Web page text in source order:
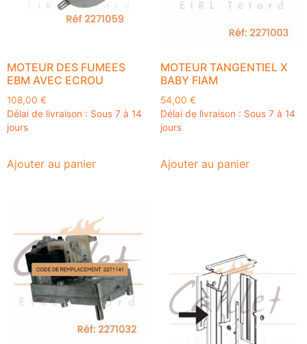
MOTEUR DES FUMEES
EBM AVEC ECROU
108,00 €
Délai de livraison : Sous 7 à 14
jours
Ajouter au panier
MOTEUR TANGENTIEL X
BABY FIAM
54,00 €
Délai de livraison : Sous 7 à 14
jours
Ajouter au panier